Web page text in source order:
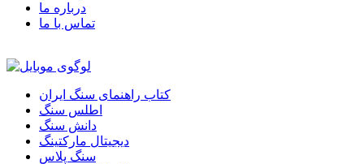
درباره ما
تماس با ما
کتاب راهنمای سنگ ایران
اطلس سنگ
دانش سنگ
دیجیتال مارکتینگ
سنگ پلاس